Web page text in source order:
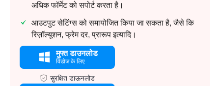
अधिक फॉर्मेट को सपोर्ट करता है।
आउटपुट सेटिंग्स को समायोजित किया जा सकता है, जैसे कि
रिज़ॉल्यूशन, फ्रेम दर, प्रारूप इत्यादि।
मुफ्त डाउनलोड
विंडोज के लिए
सुरक्षित डाऊनलोड